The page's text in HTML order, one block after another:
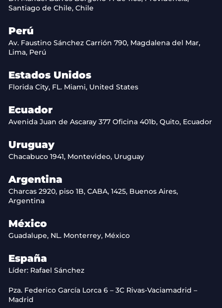
Santiago de Chile, Chile
Perú
Av. Faustino Sánchez Carrión 790, Magdalena del Mar,
Lima, Perú
Estados Unidos
Florida City, FL. Miami, United States
Ecuador
Avenida Juan de Ascaray 377 Oficina 401b, Quito, Ecuador
Uruguay
Chacabuco 1941, Montevideo, Uruguay
Argentina
Charcas 2920, piso 1B, CABA, 1425, Buenos Aires,
Argentina
México
Guadalupe, NL. Monterrey, México
España
Líder: Rafael Sánchez
Pza. Federico García Lorca 6 – 3C Rivas-Vaciamadrid –
Madrid